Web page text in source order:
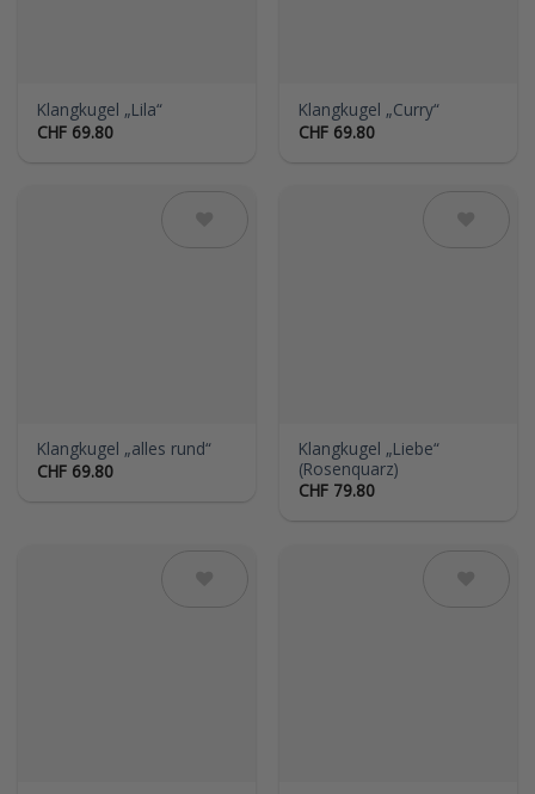
Klangkugel „Lila“
CHF 69.80
Klangkugel „Curry“
CHF 69.80
Klangkugel „alles rund“
CHF 69.80
Klangkugel „Liebe“
(Rosenquarz)
CHF 79.80